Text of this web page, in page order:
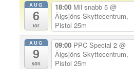
AUG
6
tor
18:00 Mil snabb 5 @
Älgsjöns Skyttecentrum,
Pistol 25m
AUG
9
sön
09:00 PPC Special 2 @
Älgsjöns Skyttecentrum,
Pistol 25m